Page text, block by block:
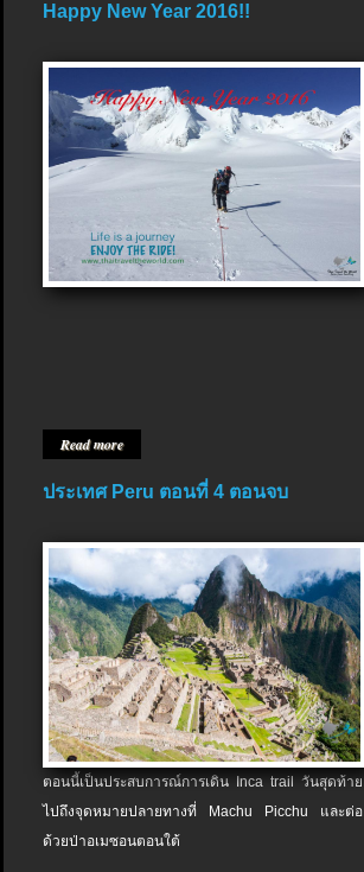
Happy New Year 2016!!
Read more
ประเทศ Peru ตอนที่ 4 ตอนจบ
ตอนนี้เป็นประสบการณ์การเดิน Inca trail วันสุดท้าย
ไปถึงจุดหมายปลายทางที่ Machu Picchu และต่อ
ด้วยป่าอเมซอนตอนใต้